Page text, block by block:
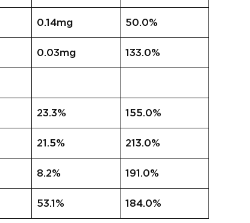
0.14mg 50.0%
0.03mg 133.0%
23.3% 155.0%
21.5% 213.0%
8.2% 191.0%
53.1% 184.0%